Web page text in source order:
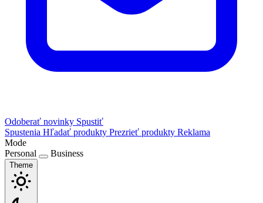
Odoberať novinky Spustiť
Spustenia Hľadať produkty Prezrieť produkty Reklama
Mode
Personal
Business
Theme